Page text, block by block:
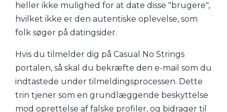
heller ikke mulighed for at date disse "brugere",
hvilket ikke er den autentiske oplevelse, som
folk søger på datingsider.
Hvis du tilmelder dig på Casual No Strings
portalen, så skal du bekræfte den e-mail som du
indtastede under tilmeldingsprocessen. Dette
trin tjener som en grundlæggende beskyttelse
mod oprettelse af falske profiler, og bidrager til